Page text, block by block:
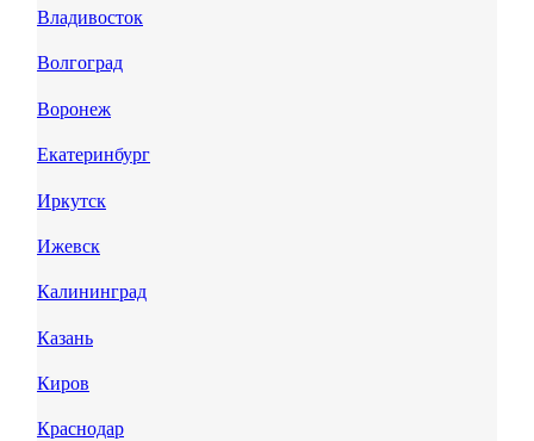
Владивосток
Волгоград
Воронеж
Екатеринбург
Иркутск
Ижевск
Калининград
Казань
Киров
Краснодар